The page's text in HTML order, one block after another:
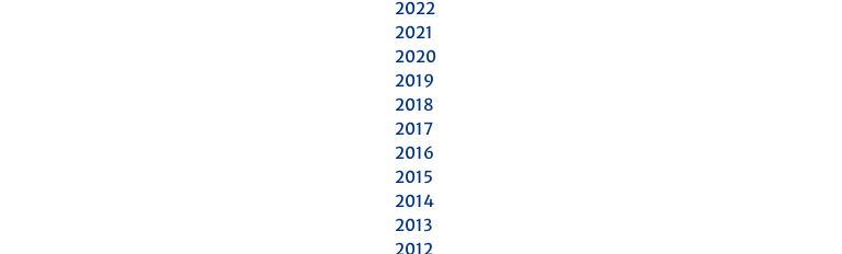
2022
2021
2020
2019
2018
2017
2016
2015
2014
2013
2012